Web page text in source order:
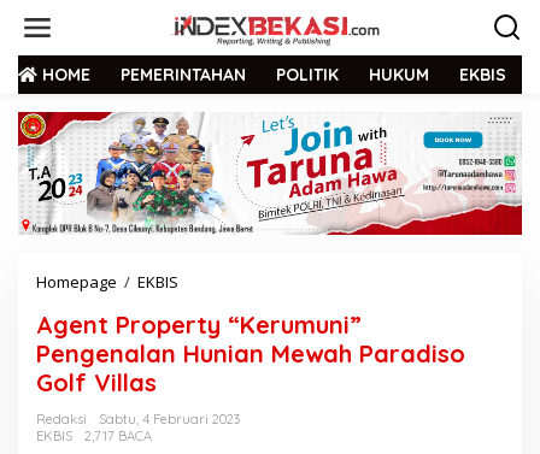
HOME PEMERINTAHAN POLITIK HUKUM EKBIS
Homepage / EKBIS
Agent Property “Kerumuni”
Pengenalan Hunian Mewah Paradiso
Golf Villas
Redaksi
Sabtu, 4 Februari 2023
EKBIS
2,717 BACA